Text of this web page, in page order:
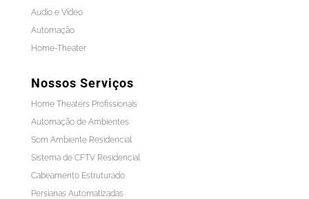
Audio e Vídeo
Automação
Home-Theater
Nossos Serviços
Home Theaters Profissionais
Automação de Ambientes
Som Ambiente Residencial
Sistema de CFTV Residencial
Cabeamento Estruturado
Persianas Automatizadas